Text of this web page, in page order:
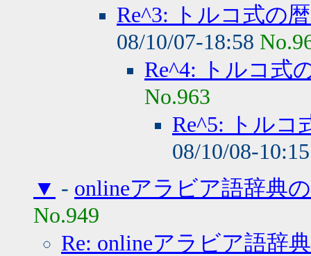
Re^3: トルコ式の
08/10/07-18:58
Re^4: トルコ式
No.963
Re^5: トルコ
08/10/08-
▼ - onlineアラビア語辞典
No.949
Re: onlineアラビア語辞